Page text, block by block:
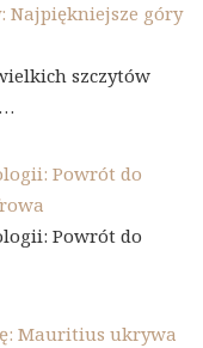
Najpiękniejsze góry
szczytów
Powrót do
Powrót do
Mauritius ukrywa